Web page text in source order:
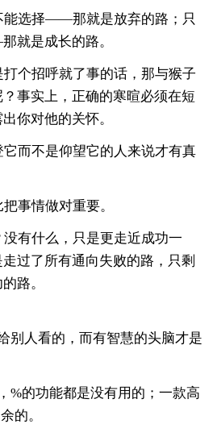
能选择——那就是放弃的路；只
就是成长的路。
个招呼就了事的话，那与猴子
事实上，正确的寒暄必须在短
你对他的关怀。
而不是仰望它的人来说才有真
事情做对重要。
有什么，只是更走近成功一
过了所有通向失败的路，只剩
路。
别人看的，而有智慧的头脑才是
%的功能都是没有用的；一款高
的。